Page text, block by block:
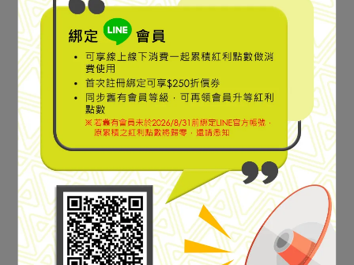
講究輕量性與攜帶性的環保
購物袋
【JUGEM】POCKETABLE
ECO BAG 環保購物袋
GRAY #4G2120500186
NT$590
講究輕量性與攜帶性的環保
【JUGEM】POCKETABLE
ECO BAG 環保購物袋
GREIGE #4G2120500186
NT$590